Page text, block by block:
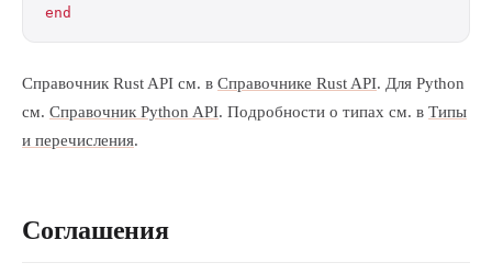
end
Справочник Rust API см. в Справочнике Rust API. Для Python
см. Справочник Python API. Подробности о типах см. в Типы
и перечисления.
Соглашения